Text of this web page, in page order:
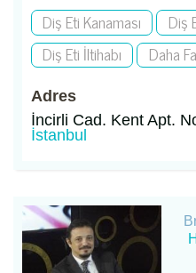
Diş Eti Kanaması
Diş
Diş Eti İltihabı
Daha
Adres
İncirli Cad. Kent Apt.
İstanbul